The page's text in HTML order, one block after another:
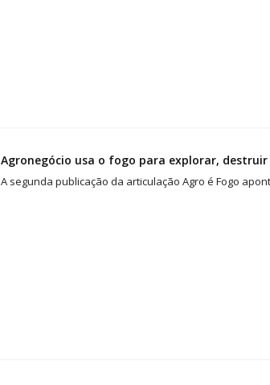
Agronegócio usa o fogo para explorar,
A segunda publicação da articulação Agro é Fogo